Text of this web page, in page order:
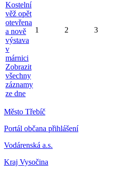
Kostelní
věž opět
otevřena
a nově
výstava
v
márnici
Zobrazit
všechny
záznamy
ze dne
1 2 3
Město Třebíč
Portál občana přihlášení
Vodárenská a.s.
Kraj Vysočina